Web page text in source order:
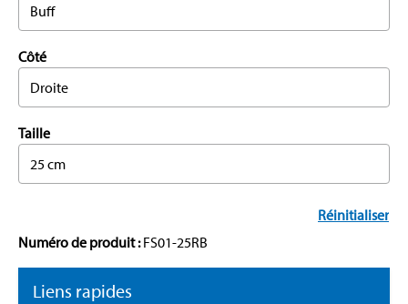
Buff
Côté
Droite
Taille
25 cm
Réinitialiser
Numéro de produit :FS01-25RB
Liens rapides